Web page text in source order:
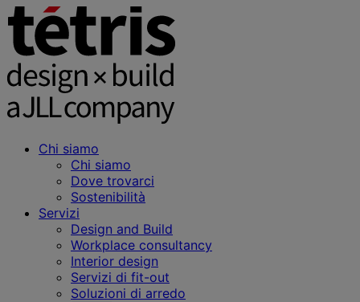
Chi siamo
Chi siamo
Dove trovarci
Sostenibilità
Servizi
Design and Build
Workplace consultancy
Interior design
Servizi di fit-out
Soluzioni di arredo